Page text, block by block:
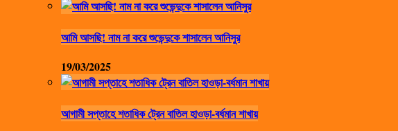
আমি আসছি! নাম না করে শুভেন্দুকে শাসালেন আনিসুর
19/03/2025
আগামী সপ্তাহে শতাধিক ট্রেন বাতিল হাওড়া-বর্ধমান শাখায়